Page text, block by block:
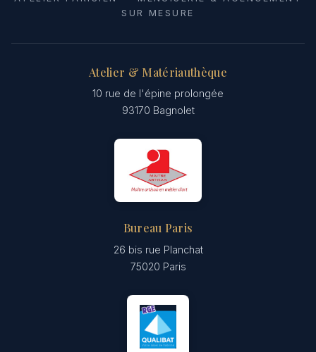
SUR MESURE
Atelier & Matériauthèque
10 rue de l'épine prolongée
93170 Bagnolet
Bureau Paris
26 bis rue Planchat
75020 Paris